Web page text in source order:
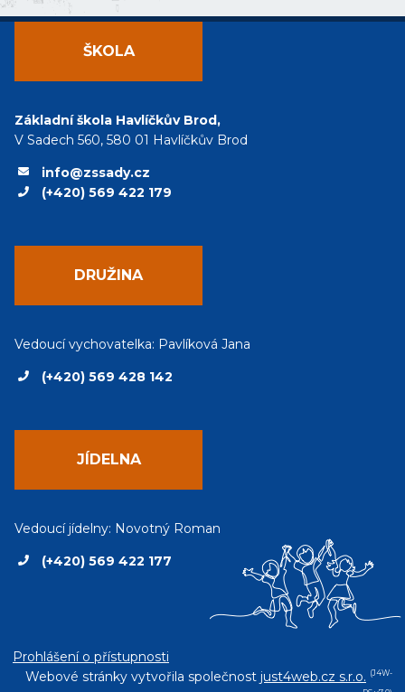
ŠKOLA
Základní škola Havlíčkův Brod,
V Sadech 560, 580 01 Havlíčkův Brod
info@zssady.cz
(+420) 569 422 179
DRUŽINA
Vedoucí vychovatelka: Pavlíková Jana
(+420) 569 428 142
JÍDELNA
Vedoucí jídelny: Novotný Roman
(+420) 569 422 177
Prohlášení o přístupnosti
Webové stránky vytvořila společnost just4web.cz s.r.o. (J4W-